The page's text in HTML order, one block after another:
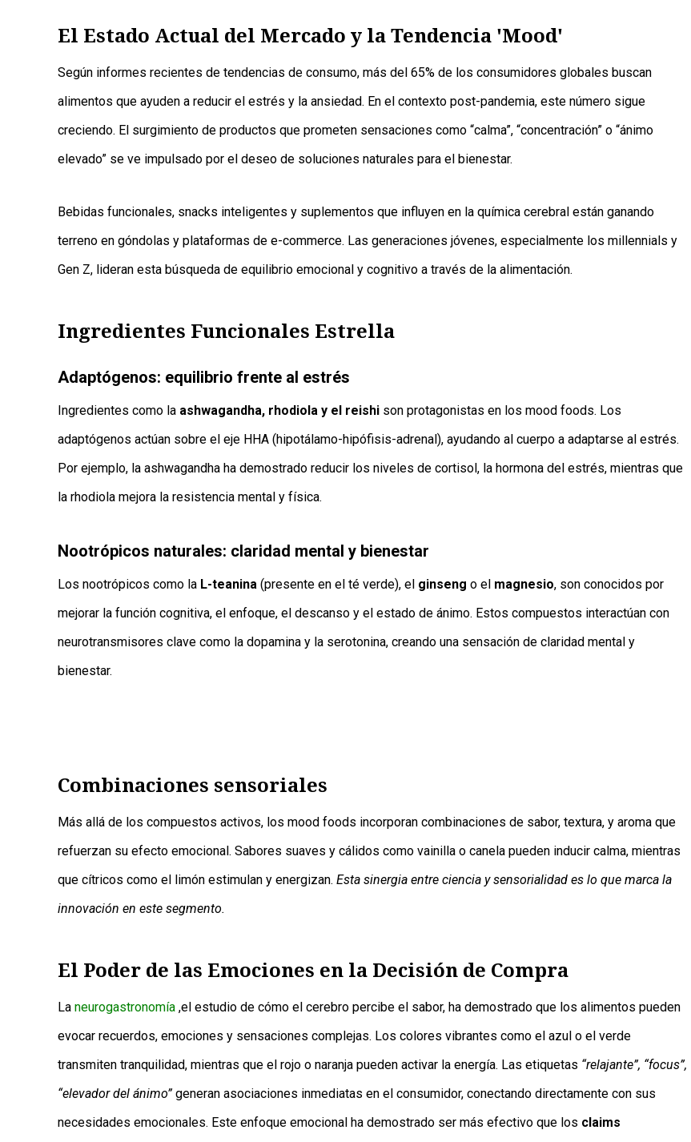
El Estado Actual del Mercado y la Tendencia 'Mood'
Según informes recientes de tendencias de consumo, más del 65% de los consumidores globales buscan
alimentos que ayuden a reducir el estrés y la ansiedad. En el contexto post-pandemia, este número sigue
creciendo. El surgimiento de productos que prometen sensaciones como “calma”, “concentración” o “ánimo
elevado” se ve impulsado por el deseo de soluciones naturales para el bienestar.
Bebidas funcionales, snacks inteligentes y suplementos que influyen en la química cerebral están ganando
terreno en góndolas y plataformas de e-commerce. Las generaciones jóvenes, especialmente los millennials y
Gen Z, lideran esta búsqueda de equilibrio emocional y cognitivo a través de la alimentación.
Ingredientes Funcionales Estrella
Adaptógenos: equilibrio frente al estrés
Ingredientes como la ashwagandha, rhodiola y el reishi son protagonistas en los mood foods. Los
adaptógenos actúan sobre el eje HHA (hipotálamo-hipófisis-adrenal), ayudando al cuerpo a adaptarse al estrés.
Por ejemplo, la ashwagandha ha demostrado reducir los niveles de cortisol, la hormona del estrés, mientras que
la rhodiola mejora la resistencia mental y física.
Nootrópicos naturales: claridad mental y bienestar
Los nootrópicos como la L-teanina (presente en el té verde), el ginseng o el magnesio, son conocidos por
mejorar la función cognitiva, el enfoque, el descanso y el estado de ánimo. Estos compuestos interactúan con
neurotransmisores clave como la dopamina y la serotonina, creando una sensación de claridad mental y
bienestar.
Combinaciones sensoriales
Más allá de los compuestos activos, los mood foods incorporan combinaciones de sabor, textura, y aroma que
refuerzan su efecto emocional. Sabores suaves y cálidos como vainilla o canela pueden inducir calma, mientras
que cítricos como el limón estimulan y energizan. Esta sinergia entre ciencia y sensorialidad es lo que marca la
innovación en este segmento.
El Poder de las Emociones en la Decisión de Compra
La neurogastronomía ,el estudio de cómo el cerebro percibe el sabor, ha demostrado que los alimentos pueden
evocar recuerdos, emociones y sensaciones complejas. Los colores vibrantes como el azul o el verde
transmiten tranquilidad, mientras que el rojo o naranja pueden activar la energía. Las etiquetas “relajante”, “focus”,
“elevador del ánimo”generan asociaciones inmediatas en el consumidor, conectando directamente con sus
necesidades emocionales. Este enfoque emocional ha demostrado ser más efectivo que los claims